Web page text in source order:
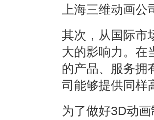
上海三维动画
其次，从国际市
大的影响力。在
的产品、服务拥
司能够提供同样
为了做好3D动